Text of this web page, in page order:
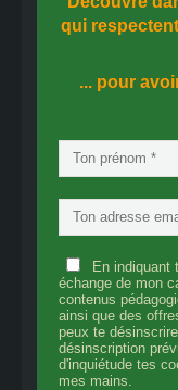
qui
... pour
En indiquant
échange de mon
contenus
ainsi que des
peux te
désinscription
d'inquiétude tes
mes mains.